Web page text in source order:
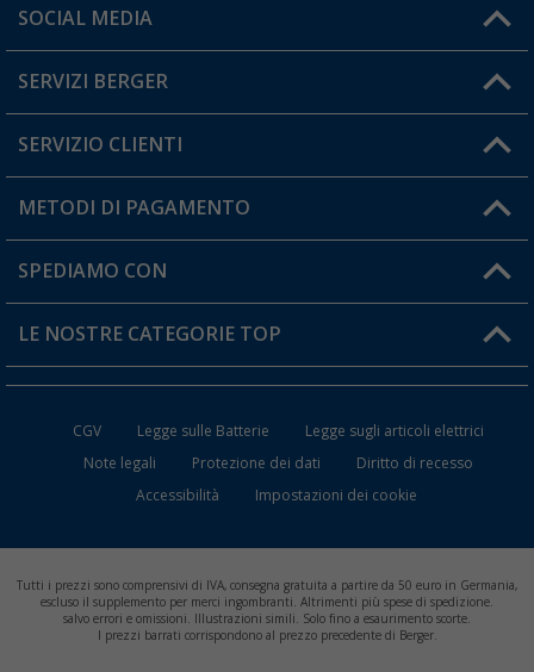
Orari di apertura del servizio:
Hai una domanda?
SOCIAL MEDIA
SERVIZI BERGER
Diventare rivenditori
Il mio Account
Carta fedeltà Berger
SERVIZIO CLIENTI
Informazioni sulla spedizione
Resi
FAQ e Contatti
METODI DI PAGAMENTO
SPEDIAMO CON
LE NOSTRE CATEGORIE TOP
WC da Campeggio
Mobili per il Campeggio
Frigo Portatili
Climatizzatori per Camper
CGV Legge sulle Batterie
Legge sugli articoli elettrici
Note legali
Protezione dei dati
Diritto di recesso
Accessibilità
Impostazioni dei cookie
Tutti i prezzi sono comprensivi di IVA, consegna gratuita a partire da 50 euro in Germania,
escluso il supplemento per merci ingombranti. Altrimenti più spese di spedizione.
salvo errori e omissioni. Illustrazioni simili. Solo fino a esaurimento scorte.
I prezzi barrati corrispondono al prezzo precedente di Berger.